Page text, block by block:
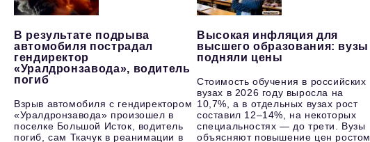
В результате подрыва
автомобиля пострадал
гендиректор
«Уралдронзавода», водитель
погиб
Взрыв автомобиля с гендиректором
«Уралдронзавода» произошел в
поселке Большой Исток, водитель
погиб, сам Ткачук в реанимации в
Высокая инфляция для
высшего образования: вузы
подняли цены
Стоимость обучения в российских
вузах в 2026 году выросла на
10,7%, а в отдельных вузах рост
составил 12–14%, на некоторых
специальностях — до трети. Вузы
объясняют повышение цен ростом